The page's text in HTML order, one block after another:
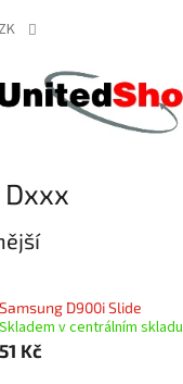
Samsung D900i Slide
Skladem v centrálním skladu
51 Kč